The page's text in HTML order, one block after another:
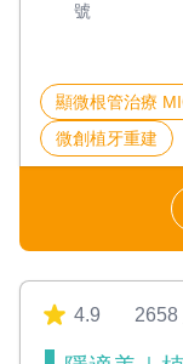
號
顯微根管治療
微創植牙重建
4.9 2658